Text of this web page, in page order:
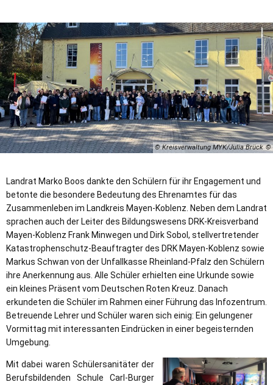
© Kreisverwaltung MYK/Julia Brück
Landrat Marko Boos dankte den Schülern für ihr Engagement und
betonte die besondere Bedeutung des Ehrenamtes für das
Zusammenleben im Landkreis Mayen-Koblenz. Neben dem Landrat
sprachen auch der Leiter des Bildungswesens DRK-Kreisverband
Mayen-Koblenz Frank Minwegen und Dirk Sobol, stellvertretender
Katastrophenschutz-Beauftragter des DRK Mayen-Koblenz sowie
Markus Schwan von der Unfallkasse Rheinland-Pfalz den Schülern
ihre Anerkennung aus. Alle Schüler erhielten eine Urkunde sowie
ein kleines Präsent vom Deutschen Roten Kreuz. Danach
erkundeten die Schüler im Rahmen einer Führung das Infozentrum.
Betreuende Lehrer und Schüler waren sich einig: Ein gelungener
Vormittag mit interessanten Eindrücken in einer begeisternden
Umgebung.
Mit dabei waren Schülersanitäter der
Berufsbildenden Schule Carl-Burger